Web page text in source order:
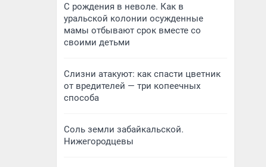
С рождения в неволе. Как в
уральской колонии осужденные
мамы отбывают срок вместе со
своими детьми
Слизни атакуют: как спасти цветник
от вредителей — три копеечных
способа
Соль земли забайкальской.
Нижегородцевы